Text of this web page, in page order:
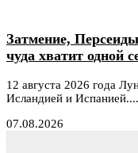
Затмение,
чуда хватит одной
12 августа 2026 года
Исландией и Испанией....
07.08.2026